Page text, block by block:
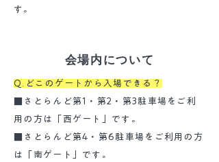
す。
会場内について
Q.どこのゲートから入場できる？
■さとらんど第1・第2・第3駐車場をご利
用の方は「西ゲート」です。
■さとらんど第4・第6駐車場をご利用の方
は「南ゲート」です。